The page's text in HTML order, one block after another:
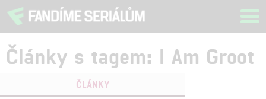
Články s tagem: I Am Groot
ČLÁNKY